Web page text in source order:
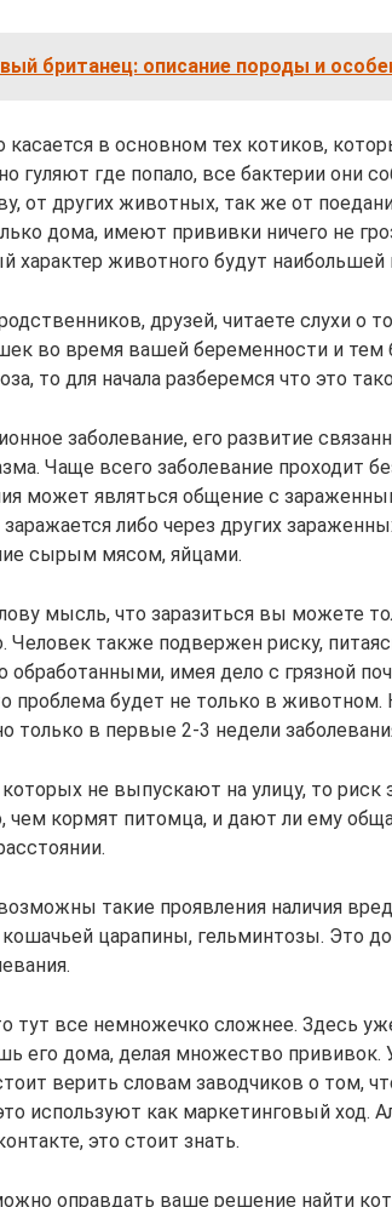
британец: описание породы и
касается в основном тех котиков,
гуляют где попало, все бактерии они
от других животных, так же от
дома, имеют прививки ничего не
характер животного будут наибольшей
друзей, читаете слухи о
во время вашей беременности и тем
то для начала разберемся что это
заболевание, его развитие
Чаще всего заболевание проходит
может являться общение с
либо через других
сырым мясом, яйцами.
мысль, что заразиться вы можете
Человек также подвержен риску,
обработанными, имея дело с грязной
проблема будет не только в животном.
только в первые 2-3 недели
не выпускают на улицу, то риск
чем кормят питомца, и дают ли ему
такие проявления наличия
кошачьей царапины, гельминтозы. Это
тут все немножечко сложнее. Здесь
его дома, делая множество прививок.
верить словам заводчиков о том,
используют как маркетинговый ход.
это стоит знать.
оправдать ваше решение найти